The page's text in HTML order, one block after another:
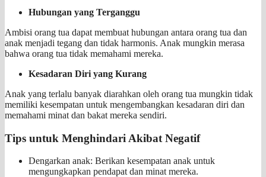
Hubungan yang Terganggu
Ambisi orang tua dapat membuat hubungan antara orang tua dan
anak menjadi tegang dan tidak harmonis. Anak mungkin merasa
bahwa orang tua tidak memahami mereka.
Kesadaran Diri yang Kurang
Anak yang terlalu banyak diarahkan oleh orang tua mungkin tidak
memiliki kesempatan untuk mengembangkan kesadaran diri dan
memahami minat dan bakat mereka sendiri.
Tips untuk Menghindari Akibat Negatif
Dengarkan anak: Berikan kesempatan anak untuk
mengungkapkan pendapat dan minat mereka.